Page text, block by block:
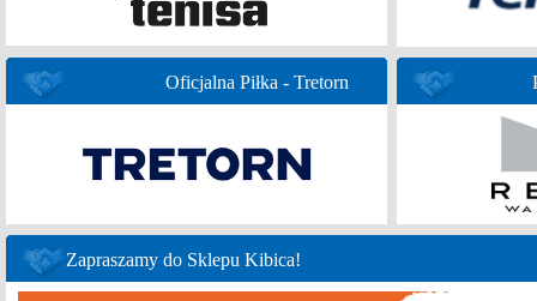
Oficjalna Piłka - Tretorn
Zapraszamy do Sklepu Kibica!